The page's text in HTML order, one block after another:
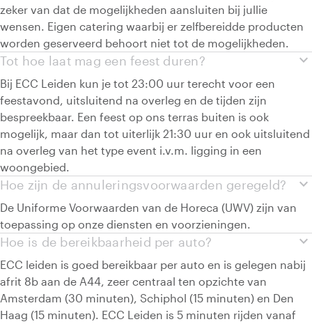
zeker van dat de mogelijkheden aansluiten bij jullie
wensen. Eigen catering waarbij er zelfbereidde producten
worden geserveerd behoort niet tot de mogelijkheden.
expand_more
Tot hoe laat mag een feest duren?
Bij ECC Leiden kun je tot 23:00 uur terecht voor een
feestavond, uitsluitend na overleg en de tijden zijn
bespreekbaar. Een feest op ons terras buiten is ook
mogelijk, maar dan tot uiterlijk 21:30 uur en ook uitsluitend
na overleg van het type event i.v.m. ligging in een
woongebied.
expand_more
Hoe zijn de annuleringsvoorwaarden geregeld?
De Uniforme Voorwaarden van de Horeca (UWV) zijn van
toepassing op onze diensten en voorzieningen.
expand_more
Hoe is de bereikbaarheid per auto?
ECC leiden is goed bereikbaar per auto en is gelegen nabij
afrit 8b aan de A44, zeer centraal ten opzichte van
Amsterdam (30 minuten), Schiphol (15 minuten) en Den
Haag (15 minuten). ECC Leiden is 5 minuten rijden vanaf